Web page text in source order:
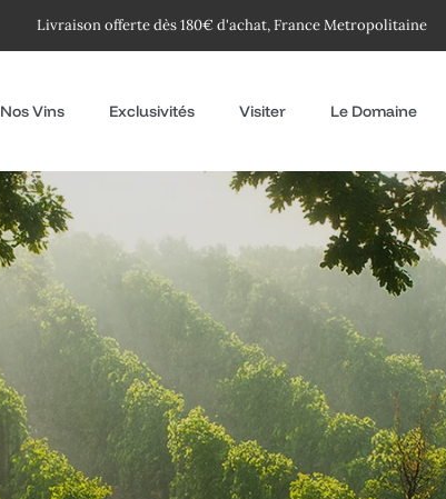
Livraison offerte dès 180€ d'achat, France Metropolitaine
Nos Vins Exclusivités Visiter Le Domaine